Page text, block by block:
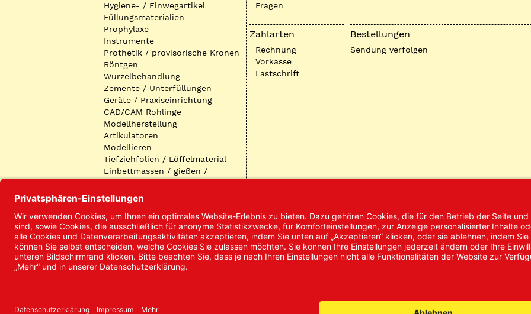
Hygiene- / Einwegartikel
Füllungsmaterialien
Prophylaxe
Instrumente
Prothetik / provisorische Kronen
Röntgen
Wurzelbehandlung
Zemente / Unterfüllungen
Geräte / Praxiseinrichtung
CAD/CAM Rohlinge
Modellherstellung
Artikulatoren
Modellieren
Tiefziehfolien / Löffelmaterial
Einbettmassen / gießen /
Oberflächenbearbeitung
Keramik
Verblendmaterialien
Instrumente
Kieferorthopädie /
Klammerdrähte
Verschiedenes (Labor)
Fragen
Zahlarten
Rechnung
Vorkasse
Lastschrift
Bestellungen
Sendung verfolgen